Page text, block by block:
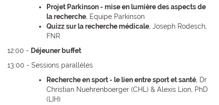
Projet Parkinson - mise en lumière des aspects de
la recherche, Equipe Parkinson
Quizz sur la recherche médicale, Joseph Rodesch,
FNR
12:00 - Déjeuner buffet
13:00 - Sessions parallèles
Recherche en sport - le lien entre sport et santé, Dr
Christian Nuehrenboerger (CHL) & Alexis Lion, PhD
(LIH)